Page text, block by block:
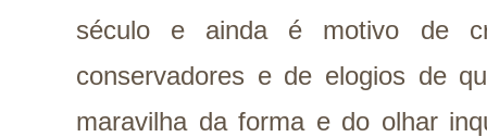
século e ainda é motivo de
conservadores e de elogios de
maravilha da forma e do olhar